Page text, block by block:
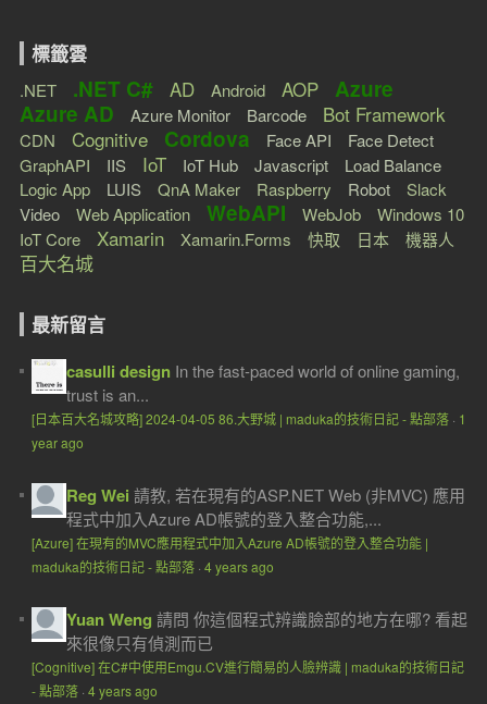
標籤雲
.NET .NET C# AD Android AOP
Azure
Azure AD
Azure Monitor Barcode Bot Framework
CDN Cognitive Cordova Face API
Face Detect
GraphAPI
IIS IoT IoT Hub Javascript
Load Balance
Logic App
LUIS QnA Maker Raspberry Robot
Slack
Video
Web Application WebAPI WebJob
Windows 10
IoT Core
Xamarin Xamarin.Forms 快取 日本 機器人
百大名城
最新留言
casulli design In the fast-paced world of online gaming,
trust is an...
[日本百大名城攻略] 2024-04-05 86.大野城 | maduka的技術日記 - 點部落· 1
year ago
Reg Wei 請教, 若在現有的ASP.NET Web (非MVC) 應用
程式中加入Azure AD帳號的登入整合功能,...
[Azure] 在現有的MVC應用程式中加入Azure AD帳號的登入整合功能 |
maduka的技術日記 - 點部落· 4 years ago
Yuan Weng 請問 你這個程式辨識臉部的地方在哪? 看起
來很像只有偵測而已
[Cognitive] 在C#中使用Emgu.CV進行簡易的人臉辨識 | maduka的技術日記
- 點部落· 4 years ago